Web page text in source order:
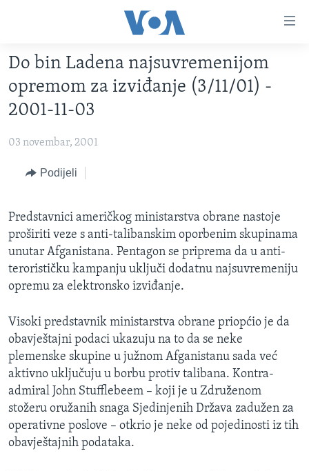
glavni
sadržaj
Pređi
na
glavnu
VIDEO
VIJESTI
SJEDINJENE AMERIČKE DRŽAVE
SVIJET
NAUKA I TEHNOLOGIJA
KORUPCIJA
SLOBODA MEDIJA
ŽENSKA STRANA
IZBJEGLIČKA STRANA
MAGAZIN
O GLASU AMERIKE
Learning English
PRATITE NAS
Do bin Ladena najsuvremenijom
opremom za izviđanje (3/11/01) -
2001-11-03
03 novembar, 2001
Podijeli
Predstavnici američkog ministarstva obrane nastoje
proširiti veze s anti-talibanskim oporbenim skupinama
unutar Afganistana. Pentagon se priprema da u anti-
terorističku kampanju uključi dodatnu najsuvremeniju
opremu za elektronsko izviđanje.
Visoki predstavnik ministarstva obrane priopćio je da
obavještajni podaci ukazuju na to da se neke
plemenske skupine u južnom Afganistanu sada već
aktivno uključuju u borbu protiv talibana. Kontra-
admiral John Stufflebeem – koji je u Združenom
stožeru oružanih snaga Sjedinjenih Država zadužen za
operativne poslove – otkrio je neke od pojedinosti iz tih
obavještajnih podataka.